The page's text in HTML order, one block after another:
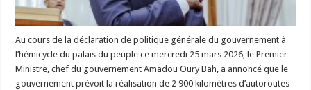
Au cours de la déclaration de politique générale du gouvernement à
l’hémicycle du palais du peuple ce mercredi 25 mars 2026, le Premier
Ministre, chef du gouvernement Amadou Oury Bah, a annoncé que le
gouvernement prévoit la réalisation de 2 900 kilomètres d’autoroutes